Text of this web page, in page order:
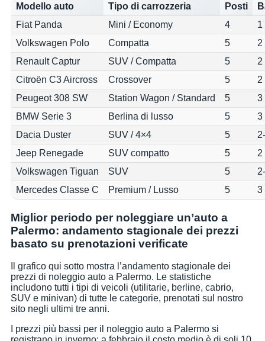
Modello auto Tipo di carrozzeria Posti
Fiat Panda
Mini / Economy 4
1
Volkswagen Polo
Compatta 5
2
Renault Captur
SUV / Compatta 5
2
Citroën C3 Aircross
Crossover 5
2
Peugeot 308 SW
Station Wagon / Standard 5
3
BMW Serie 3
Berlina di lusso 5
3
Dacia Duster
SUV / 4×4 5
Jeep Renegade
SUV compatto 5
2
Volkswagen Tiguan
SUV 5
Mercedes Classe C
Premium / Lusso 5 3
Miglior periodo per noleggiare un’auto a
Palermo: andamento stagionale dei prezzi
basato su prenotazioni verificate
Il grafico qui sotto mostra l’andamento stagionale dei
prezzi di noleggio auto a Palermo. Le statistiche
includono tutti i tipi di veicoli (utilitarie, berline, cabrio,
SUV e minivan) di tutte le categorie, prenotati sul nostro
sito negli ultimi tre anni.
I prezzi più bassi per il noleggio auto a Palermo si